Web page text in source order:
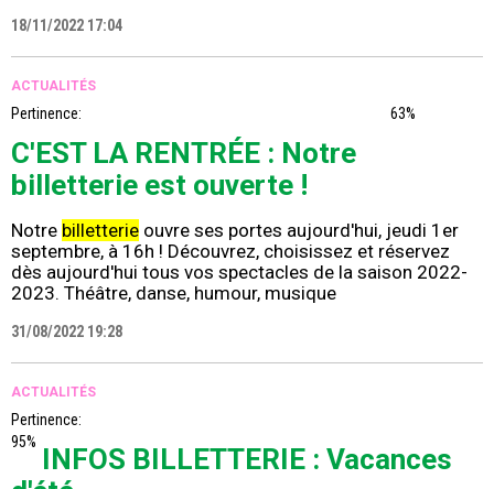
18/11/2022 17:04
ACTUALITÉS
Pertinence: 63%
C'EST LA RENTRÉE : Notre
billetterie est ouverte !
Notre billetterie ouvre ses portes aujourd'hui, jeudi 1er
septembre, à 16h ! Découvrez, choisissez et réservez
dès aujourd'hui tous vos spectacles de la saison 2022-
2023. Théâtre, danse, humour, musique
31/08/2022 19:28
ACTUALITÉS
Pertinence:
95%
INFOS BILLETTERIE : Vacances